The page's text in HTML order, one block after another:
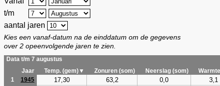
t/m
aantal jaren
Kies een vanaf-datum na de einddatum om de gegevens
over 2 opeenvolgende jaren te zien.
Data t/m 7 augustus
Jaar
Temp. (gem)▼ Zonuren (som) Neerslag (som)
1
1945 17,30 63,2 0,0 3,1